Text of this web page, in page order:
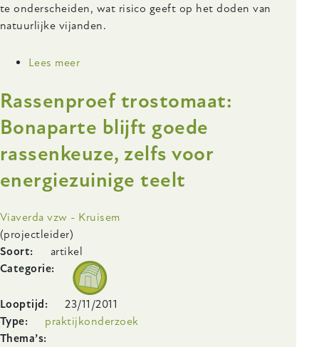
te onderscheiden, wat risico geeft op het doden van
natuurlijke vijanden.
Lees meer
Biologische
-
Wantsen
herkennen,
monitoring
beheersing
Rassenproef trostomaat:
Bonaparte blijft goede
rassenkeuze, zelfs voor
energiezuinige teelt
Onderzoeksinstelling
Viaverda vzw - Kruisem
(projectleider)
Soort
artikel
Categorie
Looptijd
23/11/2011
Type
praktijkonderzoek
Thema’s